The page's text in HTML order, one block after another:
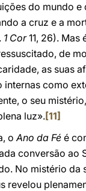
do mundo e
a cruz e a
1 Cor11, 26). Mas
de
as suas
como
o seu
luz».[11]
oAno da Fé é
conversão ao
No mistério da
revelou